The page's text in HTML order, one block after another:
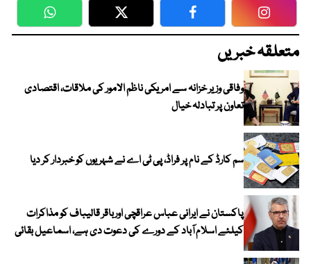
WhatsApp Twitter Facebook
متعلقہ خبریں
وفاقی وزیر خزانہ سے امریکی ناظم الامور کی ملاقات، اقتصادی
تعاون پر تبادلہ خیال
سم کارڈ کے نام پر فراڈ، پی ٹی اے نے شہریوں کو خبردار کر دیا
پاکستان نے ایرانی عباس عراقچی اورباقر قالیباف کو مذاکرات
کیلئے اسلام آباد کے دورے کی دعوت دی ہے، اسماعیل بقائی